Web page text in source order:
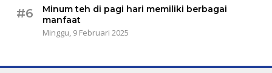
#6
Minum teh di pagi hari memiliki berbagai
manfaat
Minggu, 9 Februari 2025